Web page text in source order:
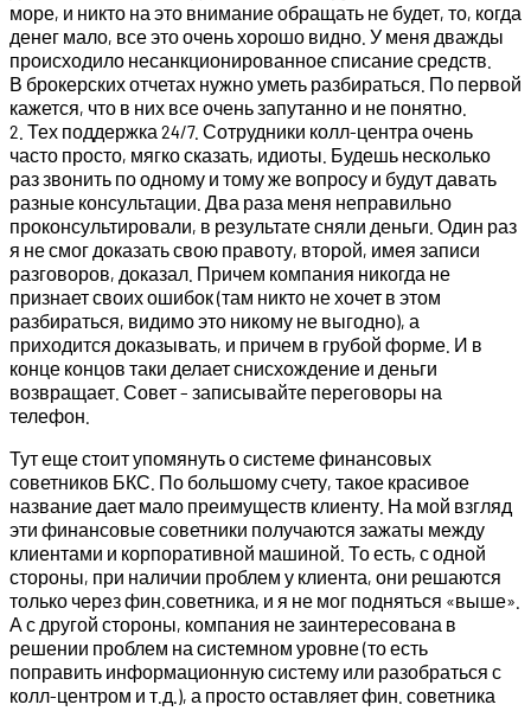
море, и никто на это внимание обращать не будет, то, когда
денег мало, все это очень хорошо видно. У меня дважды
происходило несанкционированное списание средств.
В брокерских отчетах нужно уметь разбираться. По первой
кажется, что в них все очень запутанно и не понятно.
2. Тех поддержка 24/7. Сотрудники колл-центра очень
часто просто, мягко сказать, идиоты. Будешь несколько
раз звонить по одному и тому же вопросу и будут давать
разные консультации. Два раза меня неправильно
проконсультировали, в результате сняли деньги. Один раз
я не смог доказать свою правоту, второй, имея записи
разговоров, доказал. Причем компания никогда не
признает своих ошибок (там никто не хочет в этом
разбираться, видимо это никому не выгодно), а
приходится доказывать, и причем в грубой форме. И в
конце концов таки делает снисхождение и деньги
возвращает. Совет – записывайте переговоры на
телефон.
Тут еще стоит упомянуть о системе финансовых
советников БКС. По большому счету, такое красивое
название дает мало преимуществ клиенту. На мой взгляд
эти финансовые советники получаются зажаты между
клиентами и корпоративной машиной. То есть, с одной
стороны, при наличии проблем у клиента, они решаются
только через фин.советника, и я не мог подняться «выше».
А с другой стороны, компания не заинтересована в
решении проблем на системном уровне (то есть
поправить информационную систему или разобраться с
колл-центром и т.д.), а просто оставляет фин. советника